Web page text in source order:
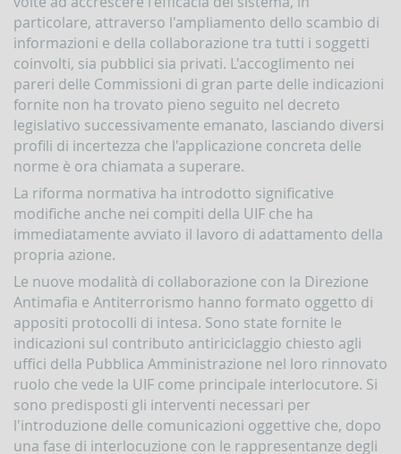
Contrasto
all'attività
dei
Paesi
che
minacciano
pace
la
sicurezza
internazionale
Indicatori,
schemi
comunicazioni
inerenti
di
anomalia
Criteri
per
la
gestione
particolare, attraverso l'ampliamento dello scambio di
informazioni e della collaborazione tra tutti i soggetti
coinvolti, sia pubblici sia privati. L'accoglimento nei
pareri delle Commissioni di gran parte delle indicazioni
fornite non ha trovato pieno seguito nel decreto
legislativo successivamente emanato, lasciando diversi
profili di incertezza che l'applicazione concreta delle
norme è ora chiamata a superare.
La riforma normativa ha introdotto significative
modifiche anche nei compiti della UIF che ha
immediatamente avviato il lavoro di adattamento della
propria azione.
Le nuove modalità di collaborazione con la Direzione
Antimafia e Antiterrorismo hanno formato oggetto di
appositi protocolli di intesa. Sono state fornite le
indicazioni sul contributo antiriciclaggio chiesto agli
uffici della Pubblica Amministrazione nel loro rinnovato
ruolo che vede la UIF come principale interlocutore. Si
sono predisposti gli interventi necessari per
l'introduzione delle comunicazioni oggettive che, dopo
una fase di interlocuzione con le rappresentanze degli